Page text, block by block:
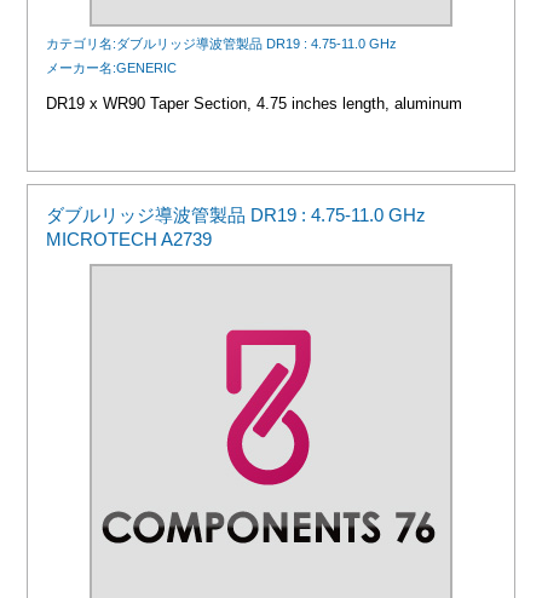
カテゴリ名:ダブルリッジ導波管製品 DR19 : 4.75-11.0 GHz
メーカー名:GENERIC
DR19 x WR90 Taper Section, 4.75 inches length, aluminum
ダブルリッジ導波管製品 DR19 : 4.75-11.0 GHz
MICROTECH A2739